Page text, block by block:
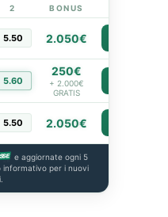
2 BONUS
5.50 2.050€
5.60
250€
+ 2.000€
GRATIS
5.50 2.050€
e aggiornate ogni 5
informativo per i nuovi